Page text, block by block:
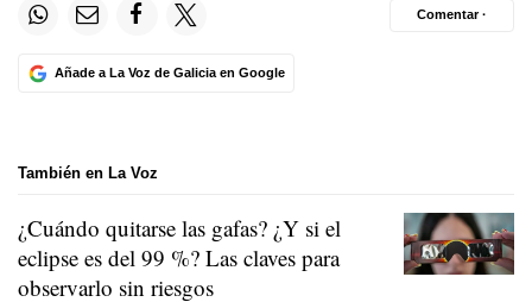
Añade a La Voz de Galicia en Google
Comentar ·
También en La Voz
¿Cuándo quitarse las gafas? ¿Y si el
eclipse es del 99 %? Las claves para
observarlo sin riesgos